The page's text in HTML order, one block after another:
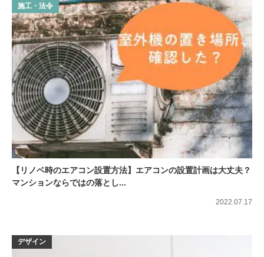
【リノベ時のエアコン設置方法】エアコンの設置計画は大丈夫？
マンションならではの落とし...
施工・法令
2022.07.17
デザイン